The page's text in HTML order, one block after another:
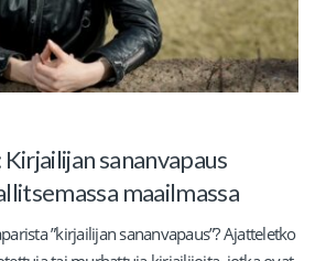
sananvapaus
maailmassa
”kirjailijan sananvapaus”? Ajatteletko